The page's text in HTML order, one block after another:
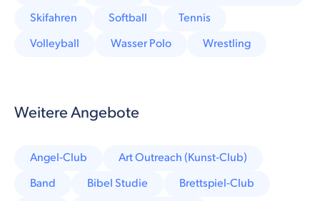
Skifahren
Softball
Tennis
Volleyball
Wasser Polo Wrestling
Weitere Angebote
Angel-Club
Art Outreach (Kunst-Club)
Band
Bibel Studie
Brettspiel-Club